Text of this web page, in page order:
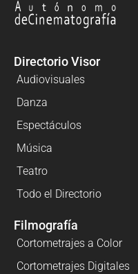
Directorio Visor
Audiovisuales
Danza
Espectáculos
Música
Teatro
Todo el Directorio
Filmografía
Cortometrajes a Color
Cortometrajes Digitales